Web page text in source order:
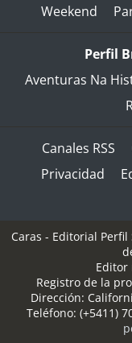
Weekend
Perfil
Aventuras Na
Canales RSS
Privacidad
Caras - Editorial Perfil
Editor
Registro de la
Dirección:
Teléfono: (+5411)